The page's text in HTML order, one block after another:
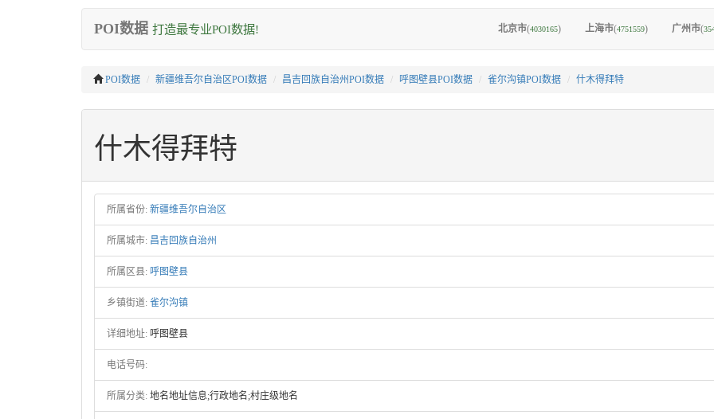
POI数据 打造最专业POI数据! 北京市(4030165) 上海市(4751559) 广州市(
POI数据 新疆维吾尔自治区POI数据 昌吉回族自治州POI数据 呼图壁县POI数据 雀尔沟镇POI数据 什木得拜特
什木得拜特
所属省份: 新疆维吾尔自治区
所属城市: 昌吉回族自治州
所属区县: 呼图壁县
乡镇街道: 雀尔沟镇
详细地址: 呼图壁县
电话号码:
所属分类: 地名地址信息;行政地名;村庄级地名